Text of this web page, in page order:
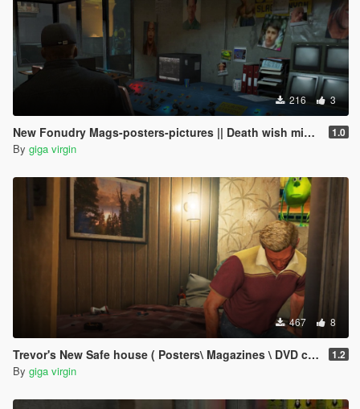
216 3
New Fonudry Mags-posters-pictures || Death wish mission \ ending C || 1.0
By giga virgin
467 8
Trevor's New Safe house ( Posters\ Magazines \ DVD covers ) 1.2
By giga virgin